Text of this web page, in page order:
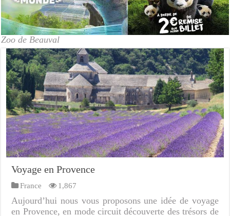
Zoo de Beauval
Voyage en Provence
France 1,867
Aujourd’hui nous vous proposons une idée de voyage
en Provence, en mode circuit découverte des trésors de